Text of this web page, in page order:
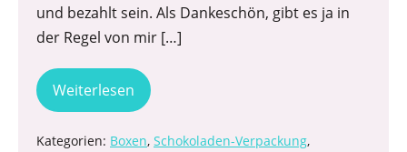
und bezahlt sein. Als Dankeschön, gibt es ja in
der Regel von mir […]
Weiterlesen
Kategorien: Boxen, Schokoladen-Verpackung,